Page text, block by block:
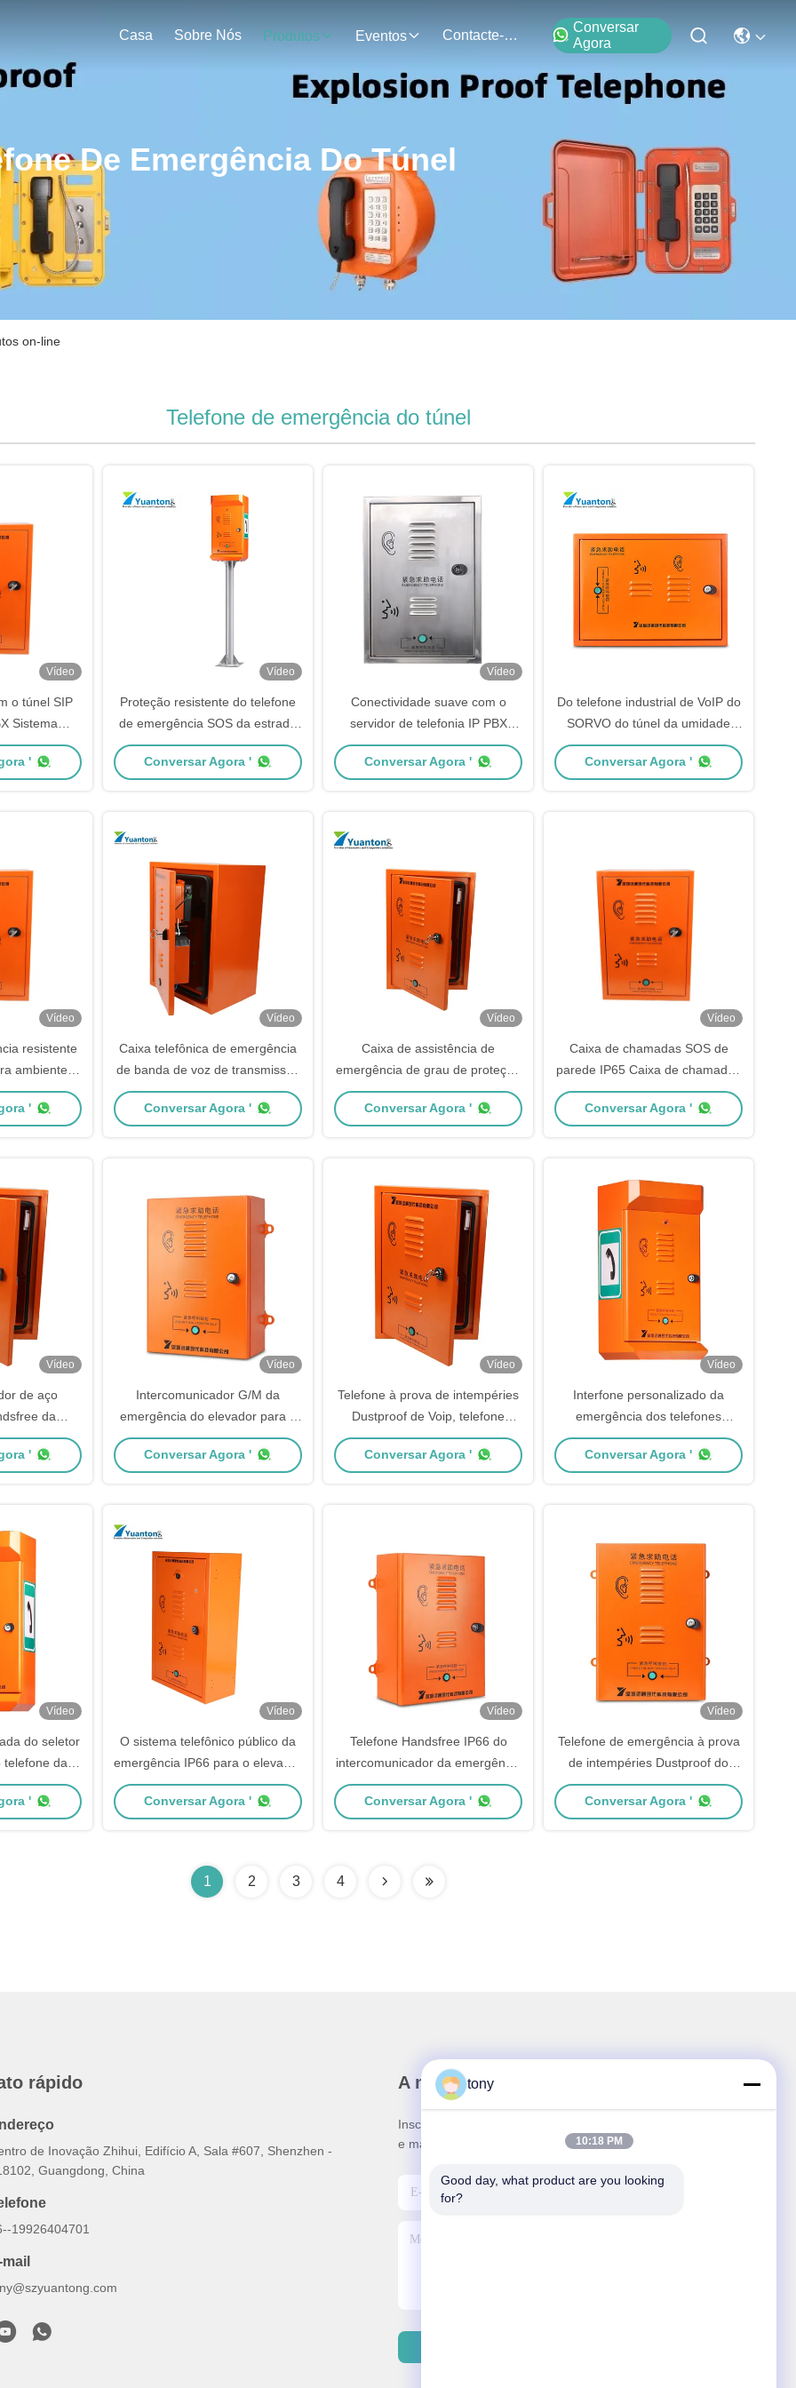
Casa Sobre Nós Produtos Eventos Contacte-Nos
Conversar
Agora
De Emergência Do Túnel
on-line
Telefone de emergência do túnel
Vídeo
o túnel SIP
Sistema
de fusível
'
Vídeo
Proteção resistente do telefone
de emergência SOS da estrada
do túnel do intercomunicador da
emergência do vândalo
Conversar Agora '
Vídeo
Conectividade suave com o
servidor de telefonia IP PBX
Porta Rj45 e nível de proteção IP
65
Conversar Agora '
Do telefone industrial de VoIP do
SORVO do túnel da umidade
telefones à prova de intempéries
resistentes
Conversar Agora '
Vídeo
resistente
ambientes
'
Vídeo
Caixa telefônica de emergência
de banda de voz de transmissão
Solução de comunicação
confiável
Conversar Agora '
Vídeo
Caixa de assistência de
emergência de grau de proteção
IP65 sem alarme de botão
Conversar Agora '
Vídeo
Caixa de chamadas SOS de
parede IP65 Caixa de chamadas
de emergência
Conversar Agora '
Vídeo
de aço
da
um telefone
do
'
Vídeo
Intercomunicador G/M da
emergência do elevador para a
ajuda do hotel para apontar a
caixa de chamada
Conversar Agora '
Vídeo
Telefone à prova de intempéries
Dustproof de Voip, telefone
impermeável do túnel da
emergência IP66
Conversar Agora '
Vídeo
Interfone personalizado da
emergência dos telefones
públicos do ODM do OEM
Conversar Agora '
Vídeo
do seletor
telefone da
do FCC
do CE
'
Vídeo
O sistema telefônico público da
emergência IP66 para o elevador
pede a ajuda
Conversar Agora '
Vídeo
Telefone Handsfree IP66 do
intercomunicador da emergência
do elevador com teclado
numérico completo
Conversar Agora '
Vídeo
Telefone de emergência à prova
de intempéries Dustproof do
elevador do quarto desinfetado
do telefone de IP66 Voip
Conversar Agora '
1 2 3 4
rápido
de Inovação Zhihui, Edifício A, Sala #607, Shenzhen -
Guangdong, China
19926404701
mail
A nossa newsletter
Inscreva-se no nosso boletim informativo para obter descontos
e mais.
tony
10:18 PM
Good day, what product are you looking
for?